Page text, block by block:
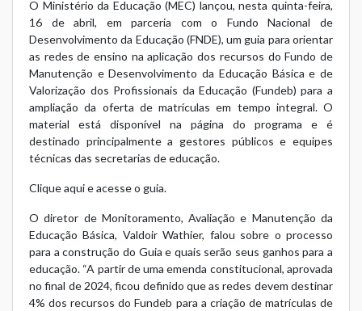
O Ministério da Educação (MEC) lançou, nesta quinta-feira,
16 de abril, em parceria com o Fundo Nacional de
Desenvolvimento da Educação (FNDE), um guia para orientar
as redes de ensino na aplicação dos recursos do Fundo de
Manutenção e Desenvolvimento da Educação Básica e de
Valorização dos Profissionais da Educação (Fundeb) para a
ampliação da oferta de matrículas em tempo integral. O
material está disponível na página do programa e é
destinado principalmente a gestores públicos e equipes
técnicas das secretarias de educação.
Clique aqui e acesse o guia.
O diretor de Monitoramento, Avaliação e Manutenção da
Educação Básica, Valdoir Wathier, falou sobre o processo
para a construção do Guia e quais serão seus ganhos para a
educação. “A partir de umaemenda constitucional, aprovada
no final de 2024, ficou definido que as redes devem destinar
4% dos recursos do Fundeb para a criação de matrículas de